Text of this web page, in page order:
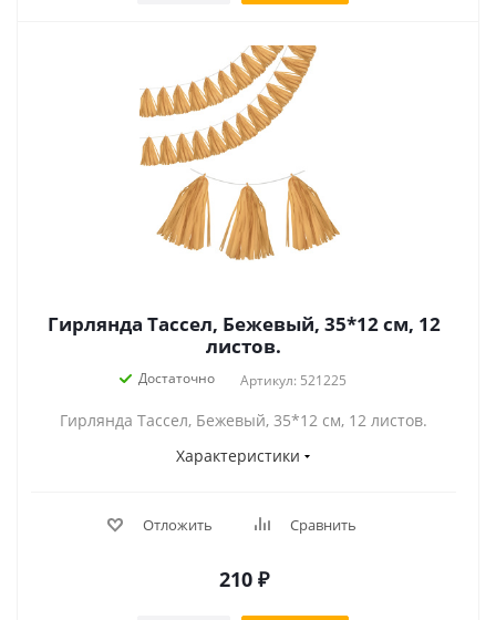
Гирлянда Тассел, Бежевый, 35*12 см, 12
листов.
Достаточно Артикул: 521225
Гирлянда Тассел, Бежевый, 35*12 см, 12 листов.
Характеристики
Отложить Сравнить
210 ₽